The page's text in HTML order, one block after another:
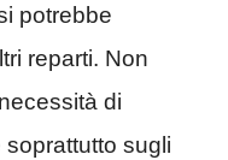
potrebbe
reparti. Non
di
sugli